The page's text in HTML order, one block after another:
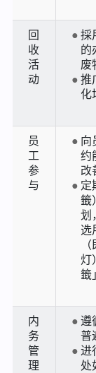
回
收
活
动
採
的
废
推
化
员
工
参
与
向
约
改
定
籤
划
选
灯
籤
内
务
管
理
遵
普
进
处